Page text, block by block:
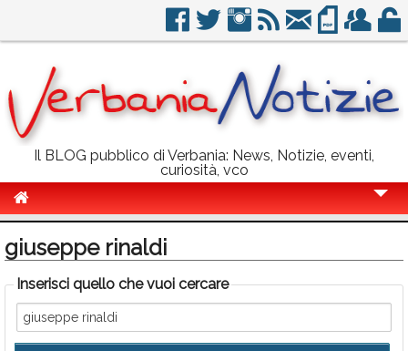
Il BLOG pubblico di Verbania: News, Notizie, eventi,
curiosità, vco
Politica
Sport
Eventi
giuseppe rinaldi
Inserisci quello che vuoi cercare